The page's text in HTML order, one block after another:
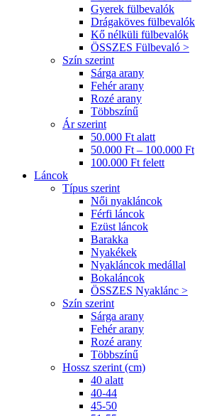
Gyerek fülbevalók
Drágaköves fülbevalók
Kő nélküli fülbevalók
ÖSSZES Fülbevaló >
Szín szerint
Sárga arany
Fehér arany
Rozé arany
Többszínű
Ár szerint
50.000 Ft alatt
50.000 Ft – 100.000 Ft
100.000 Ft felett
Láncok
Típus szerint
Női nyakláncok
Férfi láncok
Ezüst láncok
Barakka
Nyakékek
Nyakláncok medállal
Bokaláncok
ÖSSZES Nyaklánc >
Szín szerint
Sárga arany
Fehér arany
Rozé arany
Többszínű
Hossz szerint (cm)
40 alatt
40-44
45-50